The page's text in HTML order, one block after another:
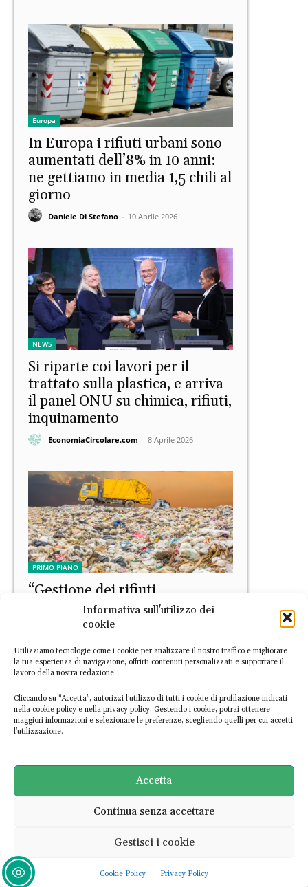
Informativa sull'utilizzo dei
cookie
Utilizziamo tecnologie come i cookie per analizzare il nostro traffico e migliorare
la tua esperienza di navigazione, offrirti contenuti personalizzati e supportare il
lavoro della nostra redazione.
Cliccando su “Accetta”, autorizzi l’utilizzo di tutti i cookie di profilazione indicati
nella cookie policy e nella privacy policy. Gestendo i cookie, potrai ottenere
maggiori informazioni e selezionare le preferenze, scegliendo quelli per cui accetti
l’utilizzazione.
Accetta
Continua senza accettare
Gestisci i cookie
Cookie Policy Privacy Policy
Europa
In Europa i rifiuti urbani sono
aumentati dell’8% in 10 anni:
ne gettiamo in media 1,5 chili al
giorno
Daniele Di Stefano - 10 Aprile 2026
NEWS
Si riparte coi lavori per il
trattato sulla plastica, e arriva
il panel ONU su chimica, rifiuti,
inquinamento
EconomiaCircolare.com - 8 Aprile 2026
PRIMO PIANO
“Gestione dei rifiuti,
dall’efficienza alla resilienza”
EconomiaCircolare.com
Rifiuti, quando la discarica
alimenta l’inceneritore
EconomiaCircolare.com - 24 Marzo 2026